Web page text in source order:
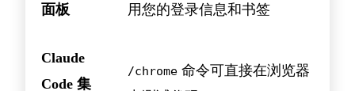
面板
用您的登录信息和书签
Claude
Code 集
/chrome 命令可直接在浏览器